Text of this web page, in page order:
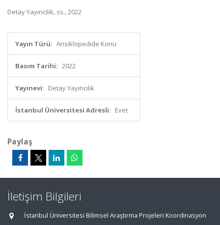
Detay Yayıncılık, ss., 2022
Yayın Türü: Ansiklopedide Konu
Basım Tarihi: 2022
Yayınevi: Detay Yayıncılık
İstanbul Üniversitesi Adresli: Evet
Paylaş
İletişim Bilgileri
İstanbul Üniversitesi Bilimsel Araştırma Projeleri Koordinasyon